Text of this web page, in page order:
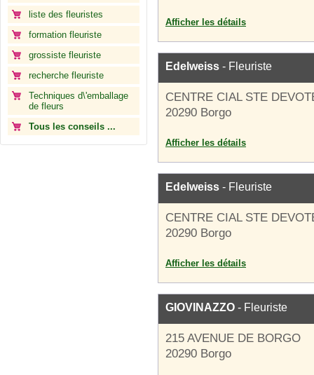
liste des fleuristes
formation fleuriste
grossiste fleuriste
recherche fleuriste
Techniques d\'emballage
de fleurs
Tous les conseils ...
Afficher les détails
Edelweiss - Fleuriste
CENTRE CIAL STE
20290 Borgo
Afficher les détails
Edelweiss - Fleuriste
CENTRE CIAL STE
20290 Borgo
Afficher les détails
GIOVINAZZO - Fleuriste
215 AVENUE DE BORGO
20290 Borgo